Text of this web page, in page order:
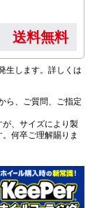
送料無料
生します。詳しくは
ら、ご質問、ご指定
、サイズにより製
何卒ご理解賜りま